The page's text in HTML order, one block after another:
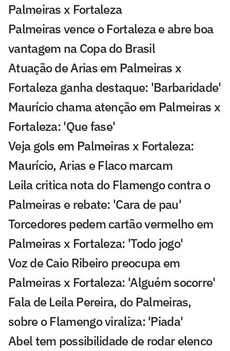
Palmeiras x Fortaleza
Palmeiras vence o Fortaleza e abre boa
vantagem na Copa do Brasil
Atuação de Arias em Palmeiras x
Fortaleza ganha destaque: 'Barbaridade'
Maurício chama atenção em Palmeiras x
Fortaleza: 'Que fase'
Veja gols em Palmeiras x Fortaleza:
Maurício, Arias e Flaco marcam
Leila critica nota do Flamengo contra o
Palmeiras e rebate: 'Cara de pau'
Torcedores pedem cartão vermelho em
Palmeiras x Fortaleza: 'Todo jogo'
Voz de Caio Ribeiro preocupa em
Palmeiras x Fortaleza: 'Alguém socorre'
Fala de Leila Pereira, do Palmeiras,
sobre o Flamengo viraliza: 'Piada'
Abel tem possibilidade de rodar elenco